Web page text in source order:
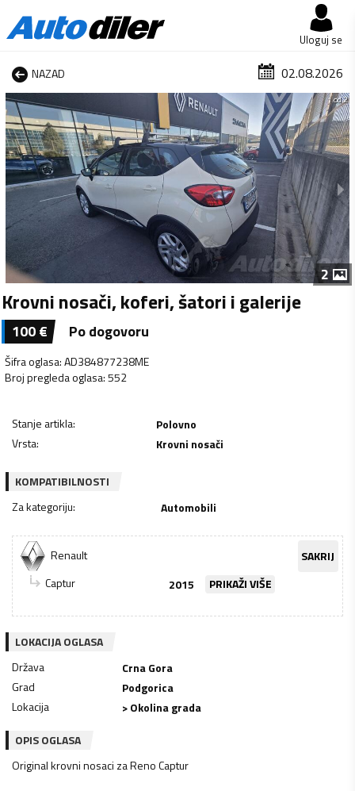
Uloguj se
NAZAD 02.08.2026
1 od 2
2
Krovni nosači, koferi, šatori i galerije
100€ Po dogovoru
Šifra oglasa:AD384877238ME
Broj pregleda oglasa:552
Stanje artikla:
Polovno
Vrsta: Krovni nosači
KOMPATIBILNOSTI
Za kategoriju: Automobili
Renault
SAKRIJ
Captur
2015 PRIKAŽI VIŠE
LOKACIJA OGLASA
Država
Crna Gora
Grad
Podgorica
Lokacija
> Okolina grada
OPIS OGLASA
Original krovni nosaci za Reno Captur